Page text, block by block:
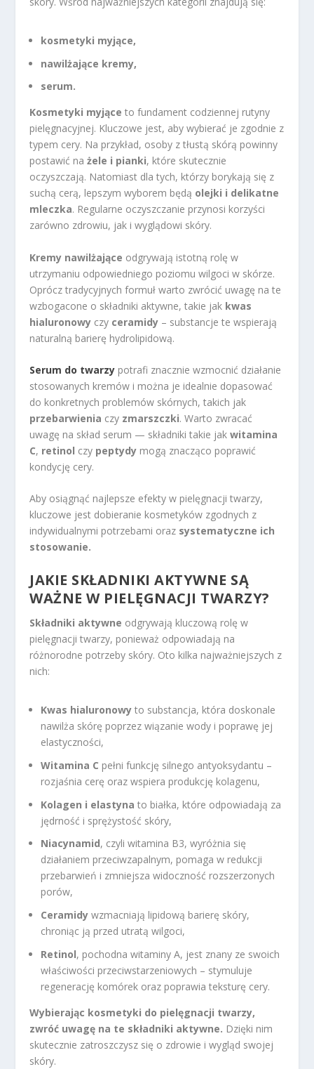
kosmetyki myjące,
nawilżające kremy,
serum.
Kosmetyki myjące to fundament codziennej rutyny
pielęgnacyjnej. Kluczowe jest, aby wybierać je zgodnie z
typem cery. Na przykład, osoby z tłustą skórą powinny
postawić nażele i pianki, które skutecznie
oczyszczają. Natomiast dla tych, którzy borykają się z
suchą cerą, lepszym wyborem będą olejki i delikatne
mleczka. Regularne oczyszczanie przynosi korzyści
zarówno zdrowiu, jak i wyglądowi skóry.
Kremy nawilżające odgrywają istotną rolę w
utrzymaniu odpowiedniego poziomu wilgoci w skórze.
Oprócz tradycyjnych formuł warto zwrócić uwagę na te
wzbogacone o składniki aktywne, takie jak kwas
hialuronowy czy ceramidy – substancje te wspierają
naturalną barierę hydrolipidową.
Serum do twarzy potrafi znacznie wzmocnić działanie
stosowanych kremów i można je idealnie dopasować
do konkretnych problemów skórnych, takich jak
przebarwienia czy zmarszczki. Warto zwracać
uwagę na skład serum — składniki takie jakwitamina
C, retinol czy peptydy mogą znacząco poprawić
kondycję cery.
Aby osiągnąć najlepsze efekty w pielęgnacji twarzy,
kluczowe jest dobieranie kosmetyków zgodnych z
indywidualnymi potrzebami oraz systematyczne ich
stosowanie.
JAKIE SKŁADNIKI AKTYWNE SĄ
WAŻNE W PIELĘGNACJI TWARZY?
Składniki aktywne odgrywają kluczową rolę w
pielęgnacji twarzy, ponieważ odpowiadają na
różnorodne potrzeby skóry. Oto kilka najważniejszych z
nich:
Kwas hialuronowy to substancja, która doskonale
nawilża skórę poprzez wiązanie wody i poprawę jej
elastyczności,
Witamina C pełni funkcję silnego antyoksydantu –
rozjaśnia cerę oraz wspiera produkcję kolagenu,
Kolagen i elastyna to białka, które odpowiadają za
jędrność i sprężystość skóry,
Niacynamid, czyli witamina B3, wyróżnia się
działaniem przeciwzapalnym, pomaga w redukcji
przebarwień i zmniejsza widoczność rozszerzonych
porów,
Ceramidy wzmacniają lipidową barierę skóry,
chroniąc ją przed utratą wilgoci,
Retinol, pochodna witaminy A, jest znany ze swoich
właściwości przeciwstarzeniowych – stymuluje
regenerację komórek oraz poprawia teksturę cery.
Wybierając kosmetyki do pielęgnacji twarzy,
zwróć uwagę na te składniki aktywne. Dzięki nim
skutecznie zatroszczysz się o zdrowie i wygląd swojej
skóry.